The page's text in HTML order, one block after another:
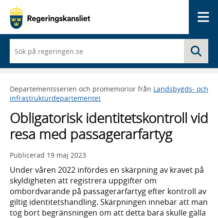
du
börjar
skriva
framträder
en
med
sökförslag
Departementsserien och promemorior från Landsbygds- och
infrastrukturdepartementet
Obligatorisk identitetskontroll vid
resa med passagerarfartyg
Publicerad 19 maj 2023
Under våren 2022 infördes en skärpning av kravet på
skyldigheten att registrera uppgifter om
ombordvarande på passagerarfartyg efter kontroll av
giltig identitetshandling. Skärpningen innebar att man
tog bort begränsningen om att detta bara skulle gälla